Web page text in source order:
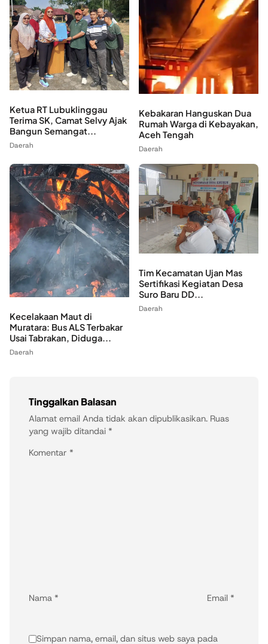
Ketua RT Lubuklinggau
Terima SK, Camat Selvy Ajak
Bangun Semangat...
Daerah
Kebakaran Hanguskan Dua
Rumah Warga di Kebayakan,
Aceh Tengah
Daerah
Kecelakaan Maut di
Muratara: Bus ALS Terbakar
Usai Tabrakan, Diduga...
Daerah
Tim Kecamatan Ujan Mas
Sertifikasi Kegiatan Desa
Suro Baru DD...
Daerah
Tinggalkan Balasan
Alamat email Anda tidak akan dipublikasikan. Ruas
yang wajib ditandai *
Komentar *
Nama * Email *
Simpan nama, email, dan situs web saya pada